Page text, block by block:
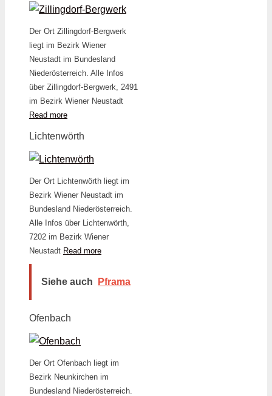
Der Ort Zillingdorf-Bergwerk
liegt im Bezirk Wiener
Neustadt im Bundesland
Niederösterreich. Alle Infos
über Zillingdorf-Bergwerk, 2491
im Bezirk Wiener Neustadt
Read more
Lichtenwörth
Der Ort Lichtenwörth liegt im
Bezirk Wiener Neustadt im
Bundesland Niederösterreich.
Alle Infos über Lichtenwörth,
7202 im Bezirk Wiener
Neustadt Read more
Siehe auch Pframa
Ofenbach
Der Ort Ofenbach liegt im
Bezirk Neunkirchen im
Bundesland Niederösterreich.